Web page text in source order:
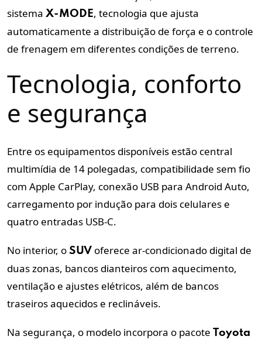
sistema X-MODE, tecnologia que ajusta
automaticamente a distribuição de força e o controle
de frenagem em diferentes condições de terreno.
Tecnologia, conforto
e segurança
Entre os equipamentos disponíveis estão central
multimídia de 14 polegadas, compatibilidade sem fio
com Apple CarPlay, conexão USB para Android Auto,
carregamento por indução para dois celulares e
quatro entradas USB-C.
No interior, o SUV oferece ar-condicionado digital de
duas zonas, bancos dianteiros com aquecimento,
ventilação e ajustes elétricos, além de bancos
traseiros aquecidos e reclináveis.
Na segurança, o modelo incorpora o pacote Toyota